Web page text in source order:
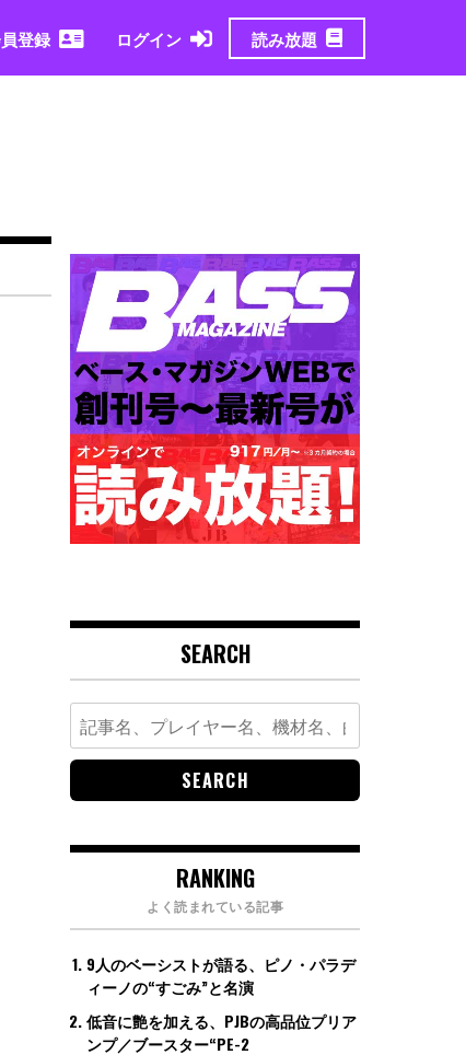
登録 ログイン 読み放題
SEARCH
Search
for:
RANKING
よく読まれている記事
9人のベーシストが語る、ピノ・パラデ
ィーノの“すごみ”と名演
低音に艶を加える、PJBの高品位プリア
ンプ／ブースター“PE-2